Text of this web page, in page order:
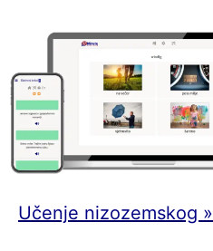
Učenje nizozemskog »